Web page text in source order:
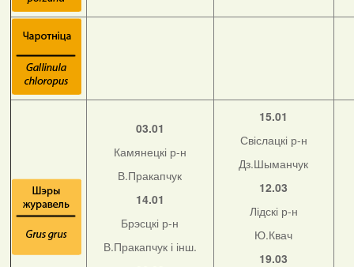
03.01
Камянецкі р-н
В.Пракапчук
14.01
Брэсцкі р-н
В.Пракапчук і інш.
15.01
Свіслацкі р-н
Дз.Шыманчук
12.03
Лідскі р-н
Ю.Квач
19.03